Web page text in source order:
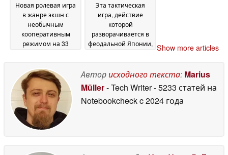
Новая ролевая игра
в жанре экшн с
необычным
кооперативным
режимом на 33
«очень
положительные»
отзывы, а также
предлагается со
скидкой 33 % в честь
запуска12 June 2026
Эта тактическая
игра, действие
которой
разворачивается в
феодальной Японии,
отзывов и сейчас
продается в Steam со
скидкой 90 %12 June
2026
Show more articles
Авторисходного текста: Marius
Müller- Tech Writer- 5233 статей на
Notebookcheckc 2024 года